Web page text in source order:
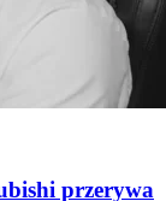
przerywa